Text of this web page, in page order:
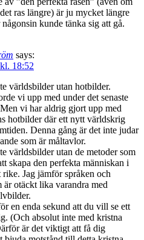
ras längre) är ju mycket längre
kunde tänka sig att gå.
says:
18:52
världsbilder utan hotbilder.
vi upp med under det senaste
vi har aldrig gjort upp med
hotbilder där ett nytt världskrig
Denna gång är det inte judar
som är måltavlor.
världsbilder utan de metoder som
skapa den perfekta människan i
Jag jämför språken och
är otäckt lika varandra med
en enda sekund att du vill se ett
(Och absolut inte med kristna
är det viktigt att få dig